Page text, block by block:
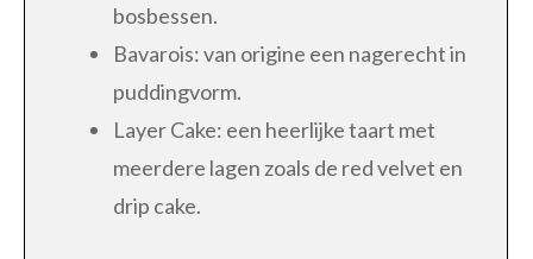
bosbessen.
Bavarois: van origine een nagerecht in
puddingvorm.
Layer Cake: een heerlijke taart met
meerdere lagen zoals de red velvet en
drip cake.